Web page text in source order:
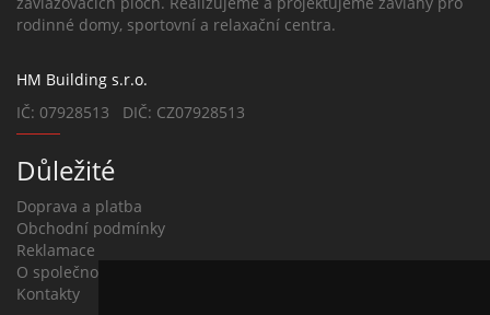
rodinné domy, sportovní a relaxační centra.
HM Building s.r.o.
IČ: 07928513 DIČ: CZ07928513
Důležité
Doprava a platba
Obchodní podmínky
Reklamace
O společnosti
Kontakty